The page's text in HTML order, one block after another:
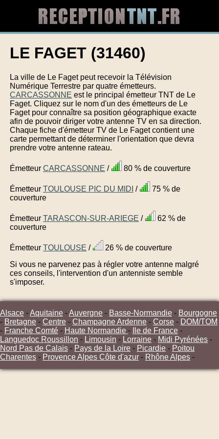
LE FAGET (31460)
La ville de Le Faget peut recevoir la Télévision
Numérique Terrestre par quatre émetteurs.
CARCASSONNE est le principal émetteur TNT de Le
Faget. Cliquez sur le nom d'un des émetteurs de Le
Faget pour connaître sa position géographique exacte
afin de pouvoir diriger votre antenne TV en sa direction.
Chaque fiche d'émetteur TV de Le Faget contient une
carte permettant de déterminer l'orientation que devra
prendre votre antenne rateau.
Émetteur CARCASSONNE / 80 % de couverture
Émetteur TOULOUSE PIC DU MIDI /
75 % de
couverture
Émetteur TARASCON-SUR-ARIEGE /
62 % de
couverture
Émetteur TOULOUSE /
26 % de couverture
Si vous ne parvenez pas à régler votre antenne malgré
ces conseils, l'intervention d'un antenniste semble
s'imposer.
Alsace -Aquitaine -Auvergne - Basse-Normandie - Bourgogne
- Bretagne - Centre - Champagne Ardenne - Corse - DOM/TOM
- Franche Comté - Haute Normandie - Ile de France -
Languedoc Roussillon - Limousin - Lorraine - Midi Pyrénées -
Nord Pas de Calais - Pays de la Loire - Picardie - Poitou
Charentes - Provence Alpes Côte d'azur - Rhône Alpes -